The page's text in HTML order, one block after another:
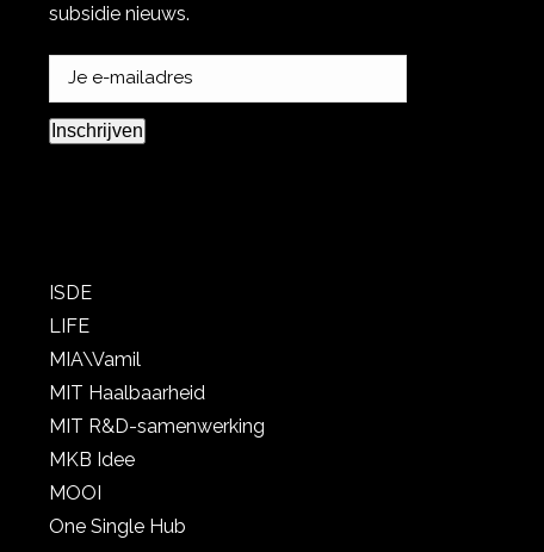
subsidie nieuws.
Inschrijven
ISDE
LIFE
MIA\Vamil
MIT Haalbaarheid
MIT R&D-samenwerking
MKB Idee
MOOI
One Single Hub